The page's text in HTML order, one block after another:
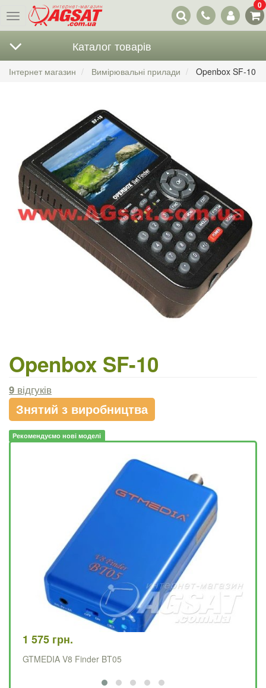
Меню
Наші
контакти
0
Каталог товарів
Інтернет магазин Вимірювальні прилади Openbox SF-10
Openbox SF-10
9 відгуків
Знятий з виробництва
Рекомендуємо нові моделі
1 575 грн.
GTMEDIA V8 Finder BT05